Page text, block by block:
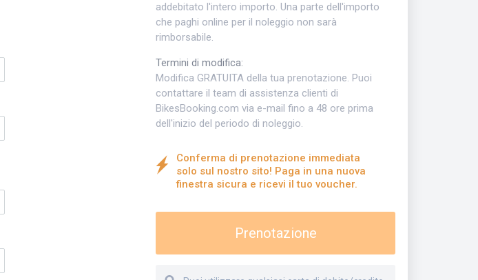
addebitato l'intero importo. Una parte dell'importo
che paghi online per il noleggio non sarà
rimborsabile.
Termini di modifica:
Modifica GRATUITA della tua prenotazione. Puoi
contattare il team di assistenza clienti di
BikesBooking.com via e-mail fino a 48 ore prima
dell'inizio del periodo di noleggio.
Conferma di prenotazione immediata
solo sul nostro sito! Paga in una nuova
finestra sicura e ricevi il tuo voucher.
Prenotazione